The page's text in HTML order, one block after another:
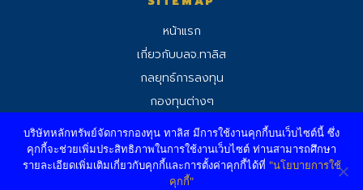
หน้าแรก
เกี่ยวกับบลจ.ทาลิส
กลยุทธ์การลงทุน
กองทุนต่างๆ
อัพเดทข่าวสาร
©2026 Talis Asset Management Company Limited.
บริษัทหลักทรัพย์จัดการกองทุน ทาลิส มีการใช้งานคุกกี้บนเว็บไซต์นี้ ซึ่ง
คุกกี้จะช่วยเพิ่มประสิทธิภาพในการใช้งานเว็บไซต์ ท่านสามารถศึกษา
รายละเอียดเพิ่มเติมเกี่ยวกับคุกกี้และการตั้งค่าคุกกี้ได้ที่ "นโยบายการใช้
คุกกี้"